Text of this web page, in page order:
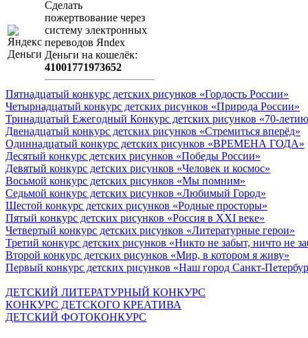
Сделать
пожертвование через
систeму элeктронных
пeрeводов Яndex
Деньги на кошeлёк:
41001771973652
Пятнадцатый конкурс детских рисунков «Гордость России»
Четырнадцатый конкурс детских рисунков «Природа России»
Тринадцатый Ежегодный Конкурс детских рисунков «70-
Двенадцатый конкурс детских рисунков «Стремиться вперёд»
Одиннадцатый конкурс детских рисунков «ВРЕМЕНА ГОДА»
Десятый конкурс детских рисунков «Победы России»
Девятый конкурс детских рисунков «Человек и космос»
Восьмой конкурс детских рисунков «Мы помним»
Седьмой конкурс детских рисунков «Любимый Город»
Шестой конкурс детских рисунков «Родные просторы»
Пятый конкурс детских рисунков «Россия в XXI веке»
Четвертый конкурс детских рисунков «Литературные герои»
Третий конкурс детских рисунков «Никто не забыт, ничто не
Второй конкурс детских рисунков «Мир, в котором я живу»
Первый конкурс детских рисунков «Наш город Санкт-
ДЕТСКИЙ ЛИТЕРАТУРНЫЙ КОНКУРС
КОНКУРС ДЕТСКОГО КРЕАТИВА
ДЕТСКИЙ ФОТОКОНКУРС